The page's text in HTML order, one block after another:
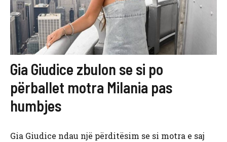
Gia Giudice zbulon se si po
përballet motra Milania pas
humbjes
Gia Giudice ndau një përditësim se si motra e saj